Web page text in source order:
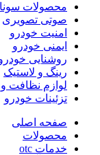
محصولات
صوتی تصویری
امنیت خودرو
ایمنی خودرو
روشنایی
رینگ و لاستیک
لوازم نظافت
تزئینات خودرو
صفحه اصلی
محصولات
خدمات otc